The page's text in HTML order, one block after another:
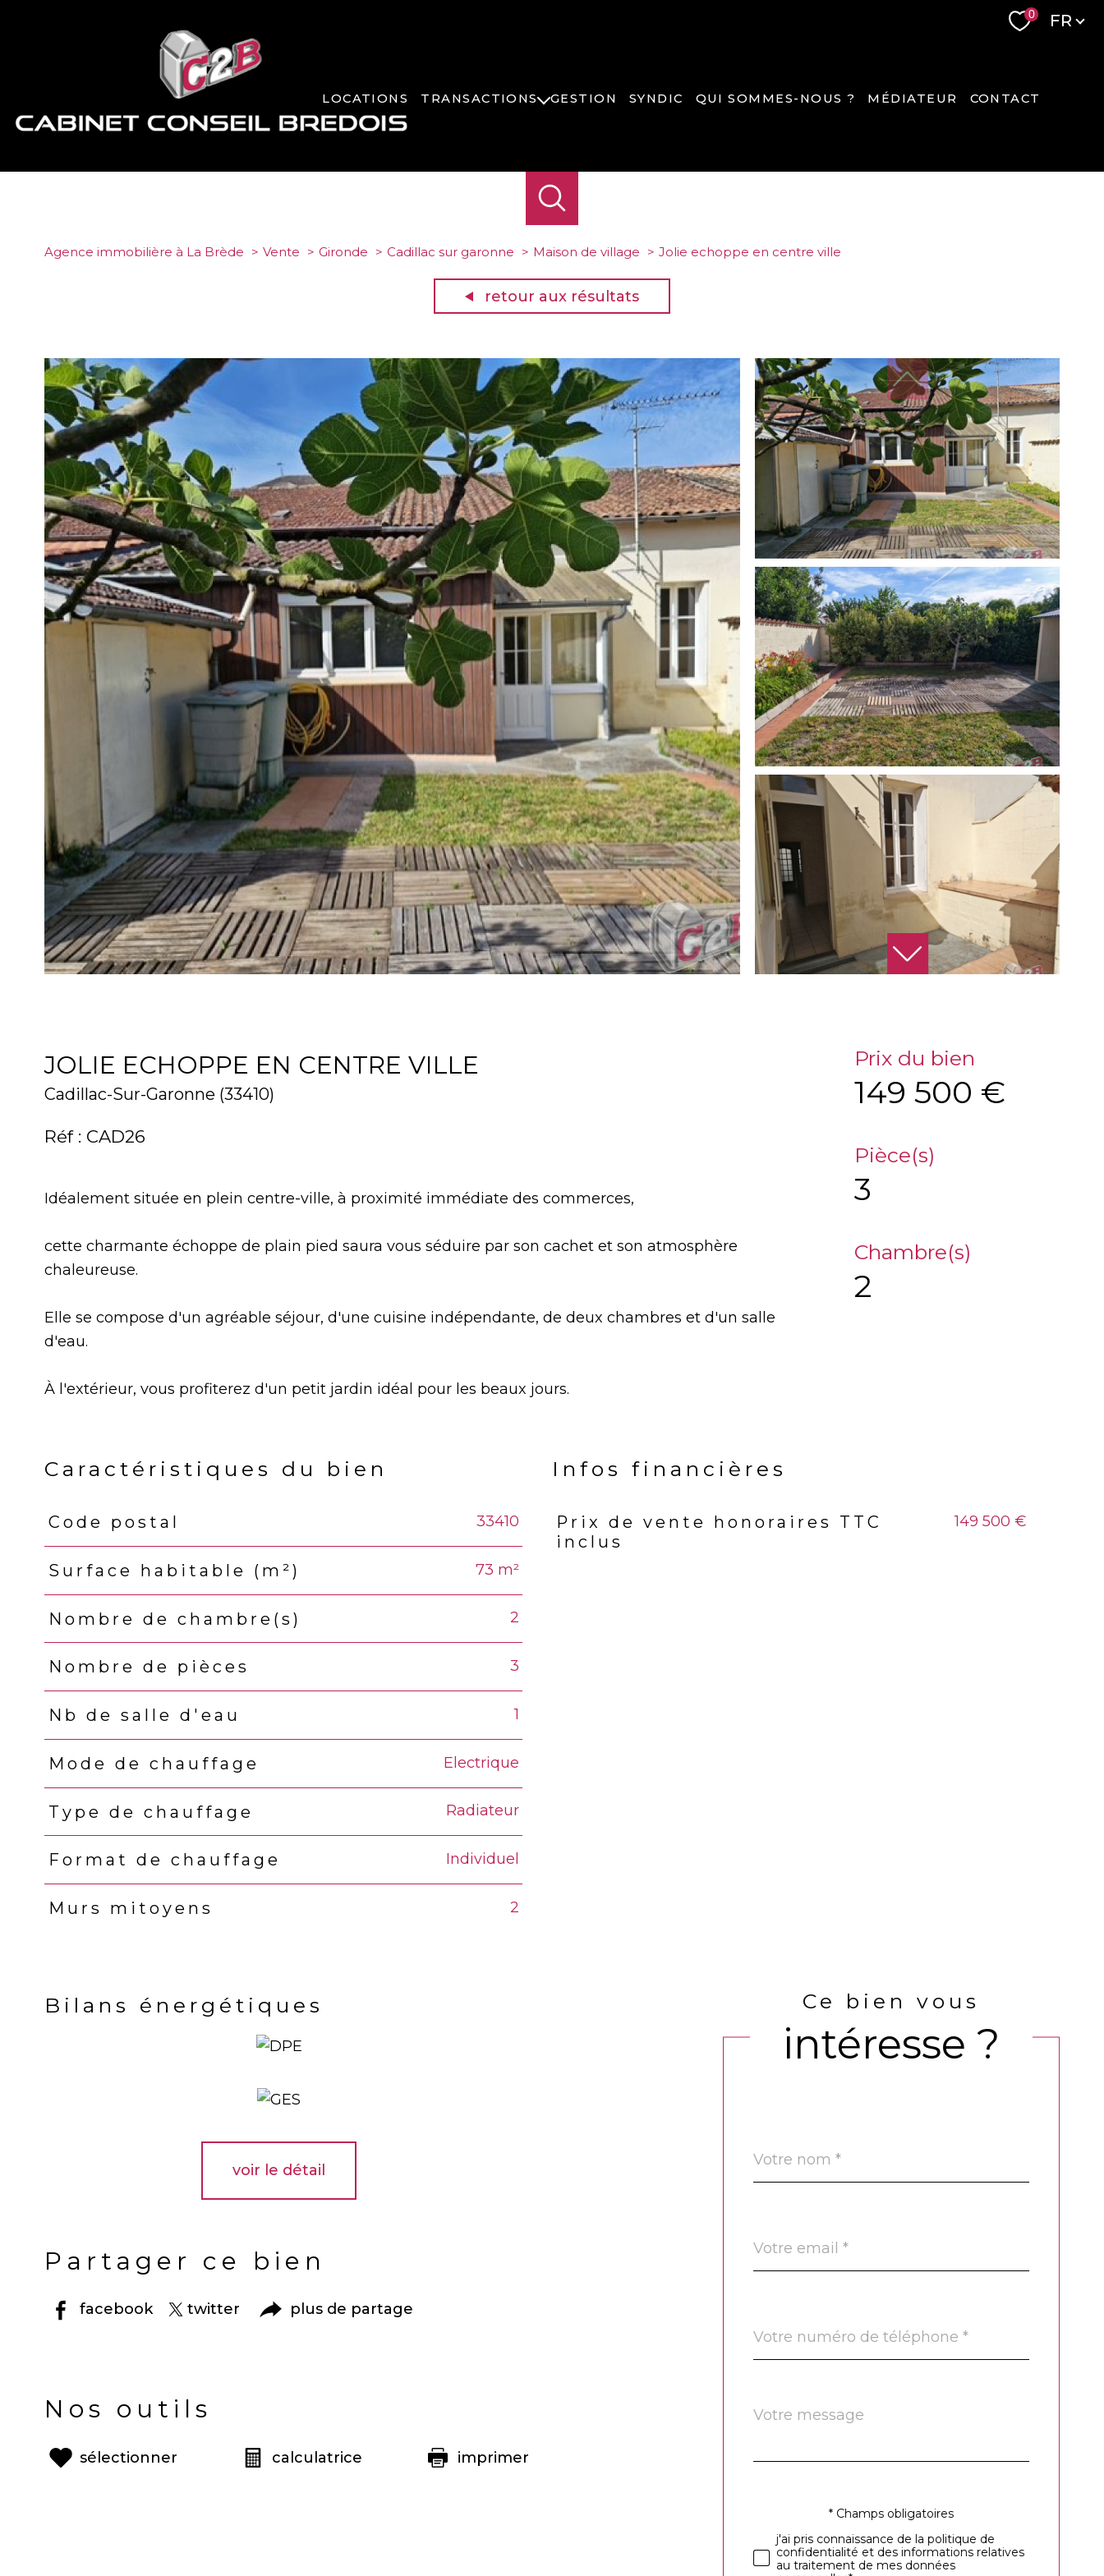
0 Langue
FR
LOCATIONS TRANSACTIONS
BIENS DE PRESTIGE
GESTION SYNDIC QUI SOMMES-NOUS ? MÉDIATEUR CONTACT
Agence immobilière à La Brède Vente Gironde Cadillac sur garonne Maison de village Jolie echoppe en centre ville
retour aux résultats
JOLIE ECHOPPE EN CENTRE VILLE
Cadillac-Sur-Garonne (33410)
Réf : CAD26
Idéalement située en plein centre-ville, à proximité immédiate des commerces,
cette charmante échoppe de plain pied saura vous séduire par son cachet et son atmosphère
chaleureuse.
Elle se compose d'un agréable séjour, d'une cuisine indépendante, de deux chambres et d'un salle
d'eau.
À l'extérieur, vous profiterez d'un petit jardin idéal pour les beaux jours.
Prix du bien
149 500 €
Pièce(s)
3
Chambre(s)
2
Caractéristiques du bien
Caractéristiques
Code postal 33410
Surface habitable (m²) 73 m²
Nombre de chambre(s) 2
Nombre de pièces 3
Nb de salle d'eau 1
Mode de chauffage Electrique
Type de chauffage Radiateur
Format de chauffage Individuel
Murs mitoyens 2
Infos financières
Caractéristiques Valeurs
Prix de vente honoraires TTC
inclus
149 500 €
Bilans énergétiques
voir le détail
Partager ce bien
facebook twitter plus de partage
Nos outils
sélectionner calculatrice imprimer
Ce bien vous
intéresse ?
par
*
*
*
Fieldset
défaut
Message
*
Validation* Champs obligatoires
j'ai pris connaissance de la politique de
confidentialité et des informations relatives
au traitement de mes données